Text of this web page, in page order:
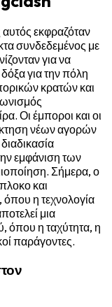
εκφραζόταν
συνδεδεμένος με
για να
για την πόλη
κρατών και
Οι έμποροι και οι
νέων αγορών
εμφάνιση των
Σήμερα, ο
και
η τεχνολογία
μια
όπου η ταχύτητα, η
παράγοντες.